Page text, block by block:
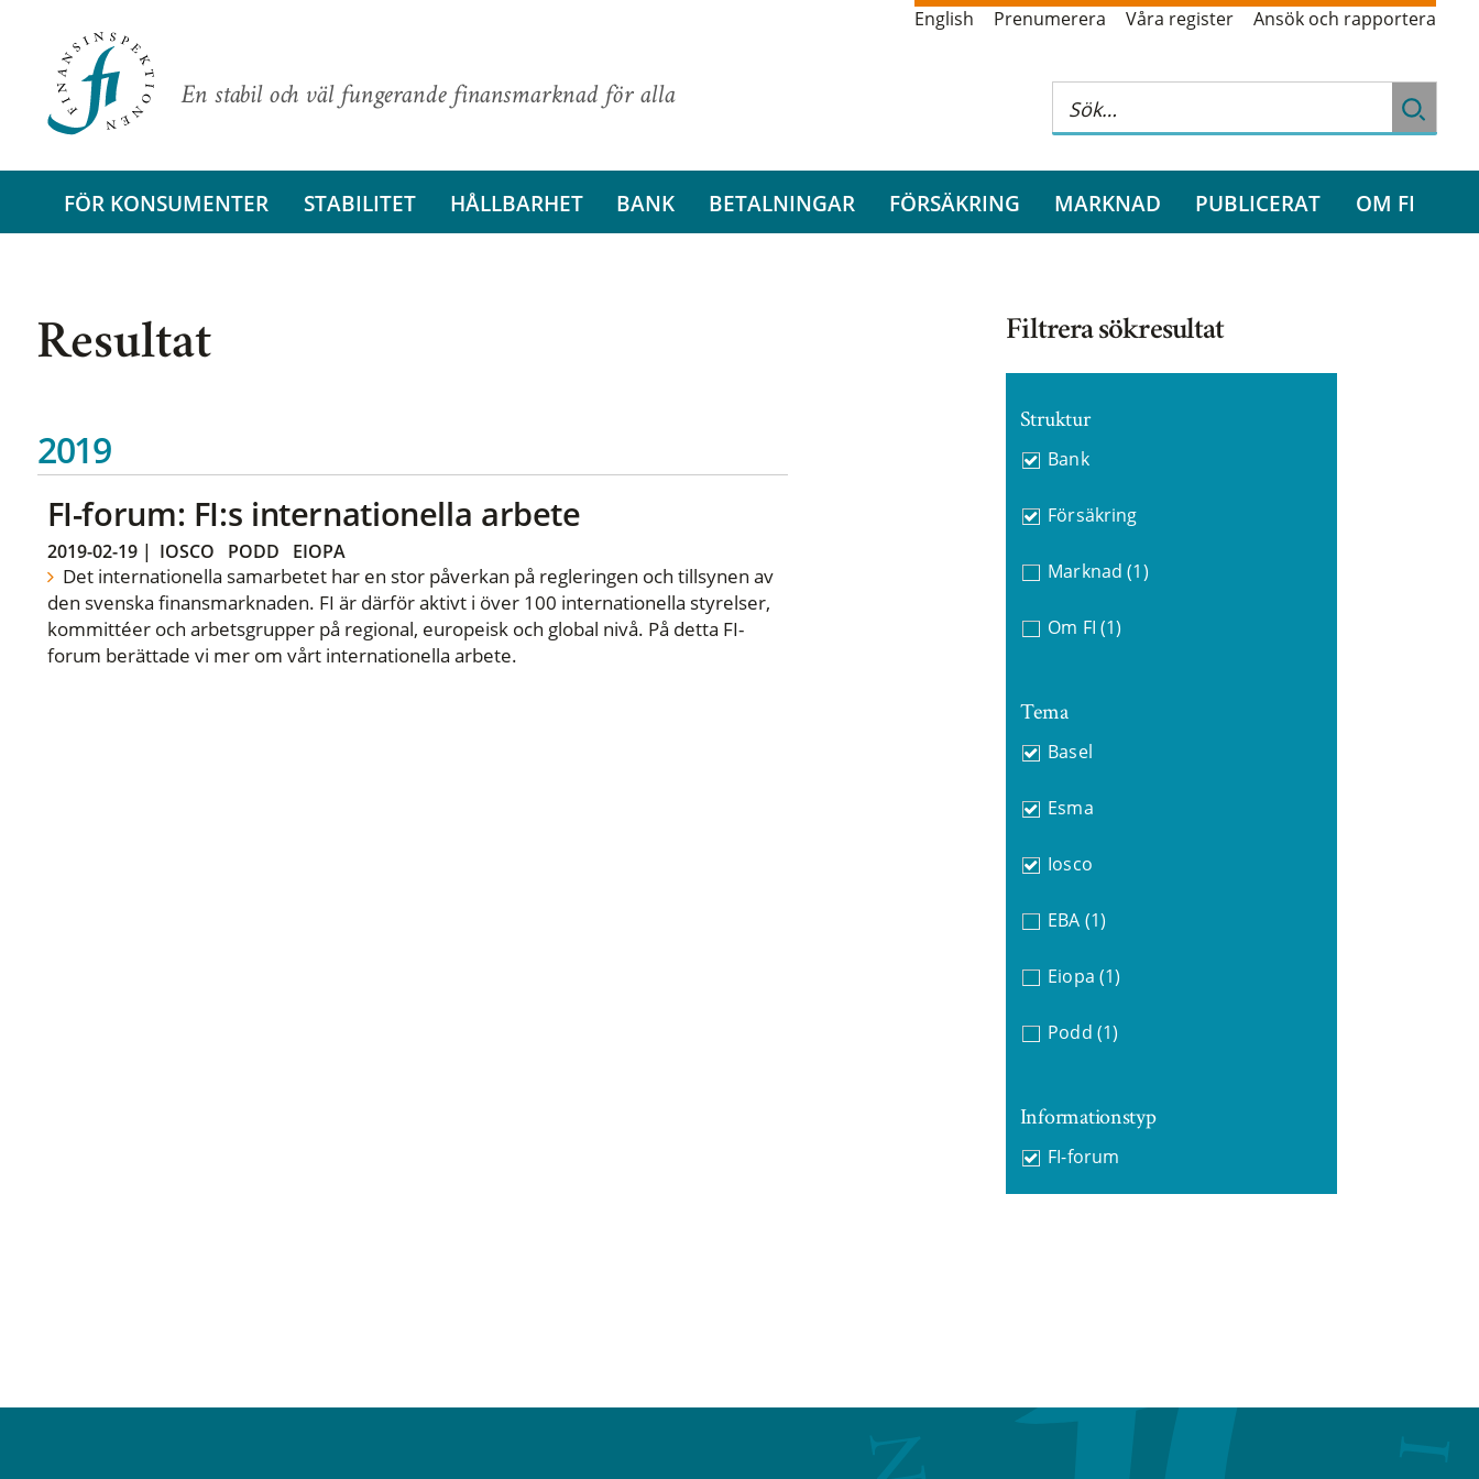
En stabil och väl fungerande finansmarknad för alla
English Prenumerera Våra register Ansök och rapportera
FÖR KONSUMENTER STABILITET HÅLLBARHET BANK BETALNINGAR FÖRSÄKRING MARKNAD PUBLICERAT OM FI
Resultat
2019
FI-forum: FI:s internationella arbete
2019-02-19| IOSCO PODD EIOPA
Det internationella samarbetet har en stor påverkan på regleringen och tillsynen av
den svenska finansmarknaden. FI är därför aktivt i över 100 internationella styrelser,
kommittéer och arbetsgrupper på regional, europeisk och global nivå. På detta FI-
forum berättade vi mer om vårt internationella arbete.
Filtrera sökresultat
Struktur
Bank
Försäkring
Marknad (1)
Om FI (1)
Tema
Basel
Esma
Iosco
EBA (1)
Eiopa (1)
Podd (1)
Informationstyp
FI-forum